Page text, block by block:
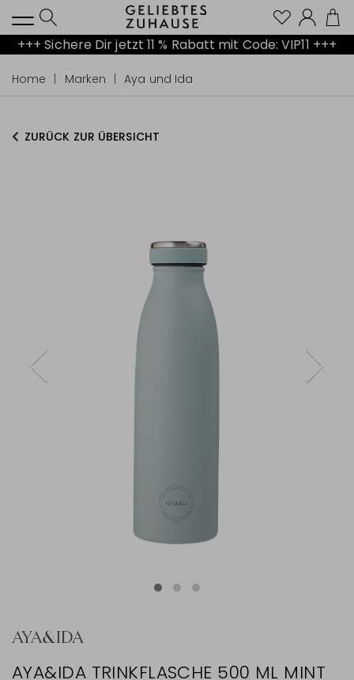
+++ Sichere Dir jetzt 11 % Rabatt mit Code: VIP11 +++
Home Marken Aya und Ida
ZURÜCK ZUR ÜBERSICHT
AYA&IDA TRINKFLASCHE 500 ML MINT